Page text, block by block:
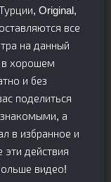
Original,
все
на данный
в хорошем
и без
поделиться
а
в избранное и
эти действия
видео!